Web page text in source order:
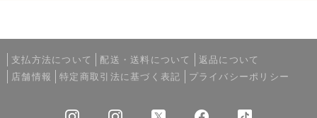
支払方法について 配送・送料について
返品について
店舗情報
特定商取引法に基づく表記 プライバシーポリシー